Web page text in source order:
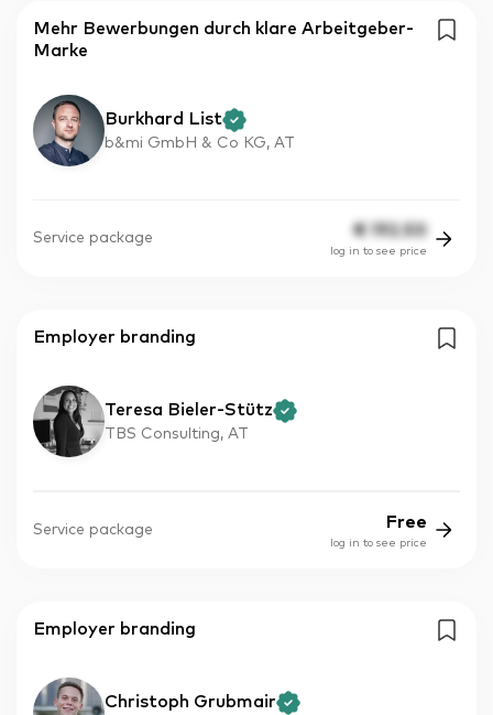
Mehr Bewerbungen durch klare Arbeitgeber-
Marke
Burkhard List
b&mi GmbH & Co KG, AT
Service package € 192.50
log in to see price
Employer branding
Teresa Bieler-Stütz
TBS Consulting, AT
Service package Free
log in to see price
Employer branding
Christoph Grubmair